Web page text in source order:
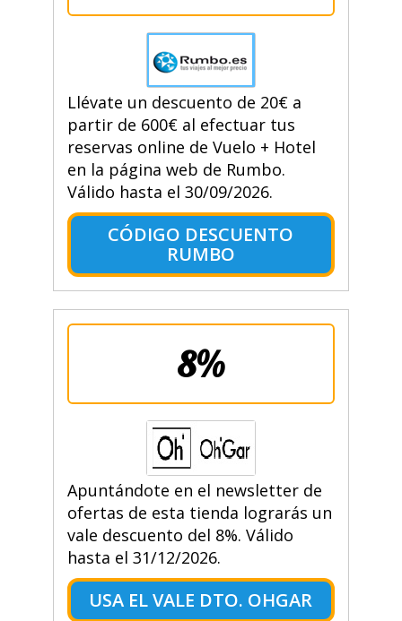
Llévate un descuento de 20€ a
partir de 600€ al efectuar tus
reservas online de Vuelo + Hotel
en la página web de Rumbo.
Válido hasta el 30/09/2026.
CÓDIGO DESCUENTO
RUMBO
8%
Apuntándote en el newsletter de
ofertas de esta tienda lograrás un
vale descuento del 8%. Válido
hasta el 31/12/2026.
USA EL VALE DTO. OHGAR